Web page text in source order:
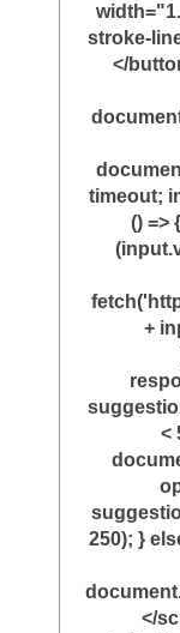
stroke-
</
timeout;
() =>
+
<
250); }
</